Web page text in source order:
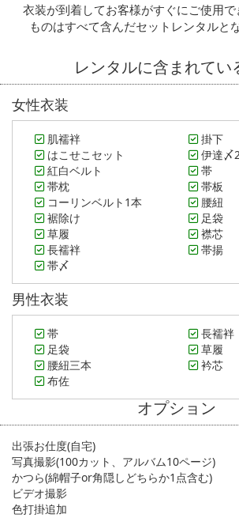
衣装が到着してお客様がすぐにご使用
ものはすべて含んだセットレンタルと
レンタルに含まれてい
女性衣装
肌襦袢
掛下
はこせこセット
伊達〆
紅白ベルト
帯
帯枕
帯板
コーリンベルト1本
腰紐
裾除け
足袋
草履
襟芯
長襦袢
帯揚
帯〆
男性衣装
帯
長襦袢
足袋
草履
腰紐三本
衿芯
布佐
オプション
出張お仕度(自宅)
写真撮影(100カット、アルバム10ページ)
かつら(綿帽子or角隠しどちらか1点含む)
ビデオ撮影
色打掛追加